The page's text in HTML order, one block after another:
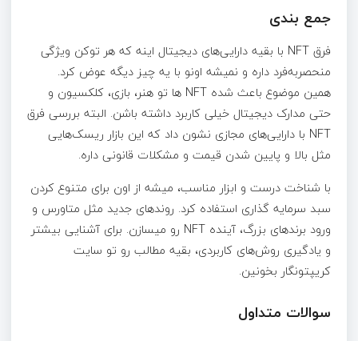
جمع بندی
فرق NFT با بقیه دارایی‌های دیجیتال اینه که هر توکن ویژگی
منحصربه‌فرد داره و نمیشه اونو با یه چیز دیگه عوض کرد.
همین موضوع باعث شده NFT ها تو هنر، بازی، کلکسیون و
حتی مدارک دیجیتال خیلی کاربرد داشته باشن. البته بررسی فرق
NFT با دارایی‌های مجازی نشون داد که این بازار ریسک‌هایی
مثل بالا و پایین شدن قیمت و مشکلات قانونی داره.
با شناخت درست و ابزار مناسب، میشه از اون برای متنوع کردن
سبد سرمایه گذاری استفاده کرد. روندهای جدید مثل متاورس و
ورود برندهای بزرگ، آینده NFT رو میسازن. برای آشنایی بیشتر
و یادگیری روش‌های کاربردی، بقیه مطالب رو تو سایت
کریپتونگار بخونین.
سوالات متداول